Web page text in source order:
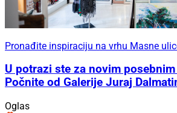
Pronađite inspiraciju na vrhu Masne
U potrazi ste za novim
Počnite od Galerije Juraj
Oglas